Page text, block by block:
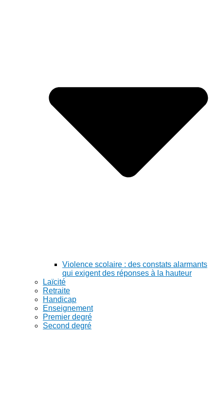
Violence scolaire : des constats alarmants
qui exigent des réponses à la hauteur
Laïcité
Retraite
Handicap
Enseignement
Premier degré
Second degré